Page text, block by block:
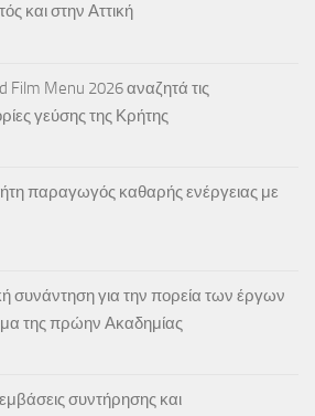
και στην Αττική
Film Menu 2026 αναζητά τις
γεύσης της Κρήτης
παραγωγός καθαρής ενέργειας με
συνάντηση για την πορεία των έργων
της πρώην Ακαδημίας
συντήρησης και